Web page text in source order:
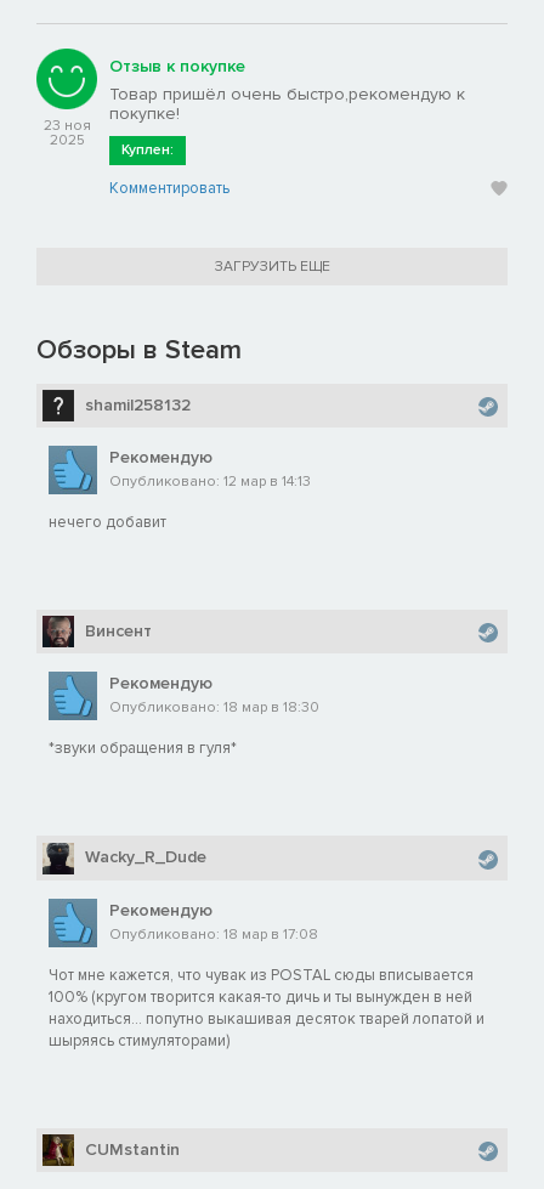
23 ноя
2025
Отзыв к покупке
Товар пришёл очень быстро,рекомендую к
покупке!
Куплен:
Комментировать
ЗАГРУЗИТЬ ЕЩЕ
Обзоры в Steam
shamil258132
Рекомендую
Опубликовано: 12 мар в 14:13
нечего добавит
Винсент
Рекомендую
Опубликовано: 18 мар в 18:30
*звуки обращения в гуля*
Wacky_R_Dude
Рекомендую
Опубликовано: 18 мар в 17:08
Чот мне кажется, что чувак из POSTAL сюды вписывается
100% (кругом творится какая-то дичь и ты вынужден в ней
находиться... попутно выкашивая десяток тварей лопатой и
шыряясь стимуляторами)
CUMstantin